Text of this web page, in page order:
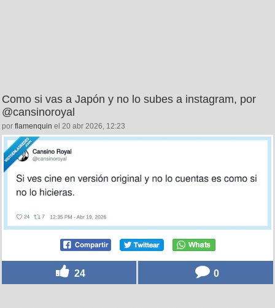
Como si vas a Japón y no lo subes a instagram, por
@cansinoroyal
por flamenquin el 20 abr 2026, 12:23
24 0